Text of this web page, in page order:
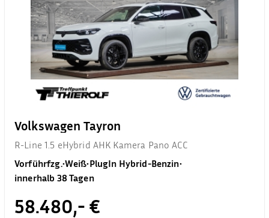
Volkswagen Tayron
R-Line 1.5 eHybrid AHK Kamera Pano ACC
Vorführfzg.•Weiß•PlugIn Hybrid-Benzin•
innerhalb 38 Tagen
58.480,- €